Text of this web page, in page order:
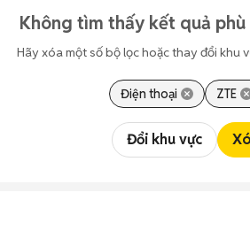
Không tìm thấy kết quả phù
Hãy xóa một số bộ lọc hoặc thay đổi khu
Điện thoại ZTE
Đổi khu vực